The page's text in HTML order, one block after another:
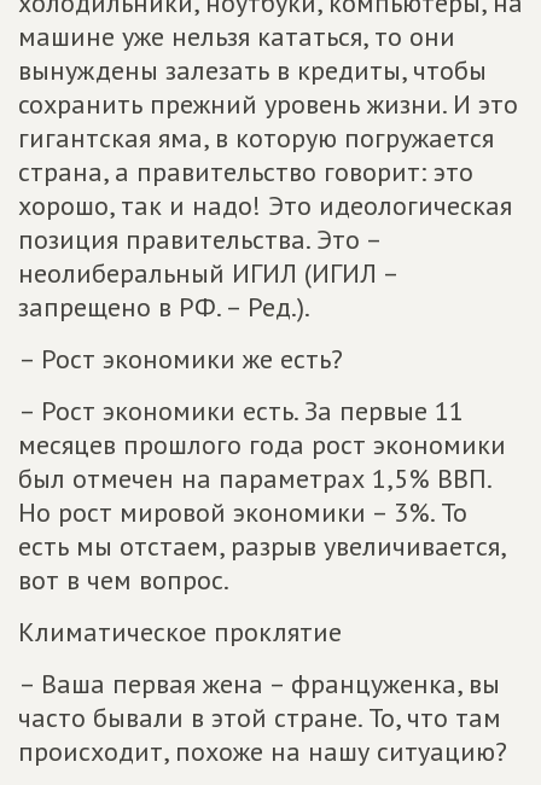
машине уже нельзя кататься, то они
вынуждены залезать в кредиты, чтобы
сохранить прежний уровень жизни. И это
гигантская яма, в которую погружается
страна, а правительство говорит: это
хорошо, так и надо! Это идеологическая
позиция правительства. Это –
неолиберальный ИГИЛ (ИГИЛ –
запрещено в РФ. – Ред.).
– Рост экономики же есть?
– Рост экономики есть. За первые 11
месяцев прошлого года рост экономики
был отмечен на параметрах 1,5% ВВП.
Но рост мировой экономики – 3%. То
есть мы отстаем, разрыв увеличивается,
вот в чем вопрос.
Климатическое проклятие
– Ваша первая жена – француженка, вы
часто бывали в этой стране. То, что там
происходит, похоже на нашу ситуацию?